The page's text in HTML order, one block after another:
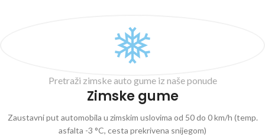
Pretraži zimske auto gume iz naše ponude
Zimske gume
Zaustavni put automobila u zimskim uslovima od 50 do 0 km/h (temp.
asfalta -3 °C, cesta prekrivena snijegom)